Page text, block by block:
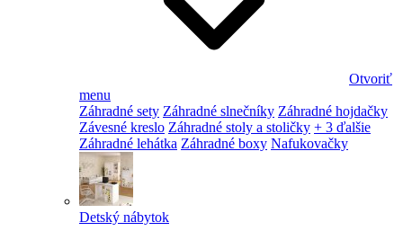
Otvoriť
menu
Záhradné sety Záhradné slnečníky Záhradné hojdačky
Závesné kreslo Záhradné stoly a stoličky + 3 ďalšie
Záhradné lehátka Záhradné boxy Nafukovačky
Detský nábytok